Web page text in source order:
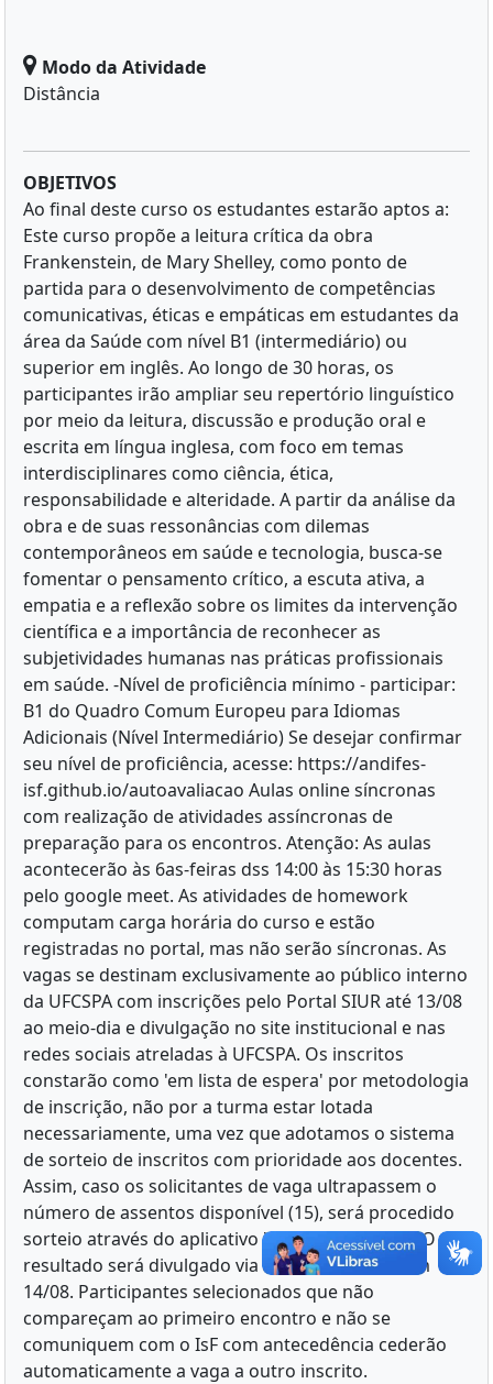
Modo da Atividade
Distância
OBJETIVOS
Ao final deste curso os estudantes estarão aptos a:
Este curso propõe a leitura crítica da obra
Frankenstein, de Mary Shelley, como ponto de
partida para o desenvolvimento de competências
comunicativas, éticas e empáticas em estudantes da
área da Saúde com nível B1 (intermediário) ou
superior em inglês. Ao longo de 30 horas, os
participantes irão ampliar seu repertório linguístico
por meio da leitura, discussão e produção oral e
escrita em língua inglesa, com foco em temas
interdisciplinares como ciência, ética,
responsabilidade e alteridade. A partir da análise da
obra e de suas ressonâncias com dilemas
contemporâneos em saúde e tecnologia, busca-se
fomentar o pensamento crítico, a escuta ativa, a
empatia e a reflexão sobre os limites da intervenção
científica e a importância de reconhecer as
subjetividades humanas nas práticas profissionais
em saúde. -Nível de proficiência mínimo - participar:
B1 do Quadro Comum Europeu para Idiomas
Adicionais (Nível Intermediário) Se desejar confirmar
seu nível de proficiência, acesse: https://andifes-
isf.github.io/autoavaliacao Aulas online síncronas
com realização de atividades assíncronas de
preparação para os encontros. Atenção: As aulas
acontecerão às 6as-feiras dss 14:00 às 15:30 horas
pelo google meet. As atividades de homework
computam carga horária do curso e estão
registradas no portal, mas não serão síncronas. As
vagas se destinam exclusivamente ao público interno
da UFCSPA com inscrições pelo Portal SIUR até 13/08
ao meio-dia e divulgação no site institucional e nas
redes sociais atreladas à UFCSPA. Os inscritos
constarão como 'em lista de espera' por metodologia
de inscrição, não por a turma estar lotada
necessariamente, uma vez que adotamos o sistema
de sorteio de inscritos com prioridade aos docentes.
Assim, caso os solicitantes de vaga ultrapassem o
número de assentos disponível (15), será procedido
sorteio através do aplicativo "Google Sorteios". O
resultado será divulgado via site institucional em
14/08. Participantes selecionados que não
compareçam ao primeiro encontro e não se
comuniquem com o IsF com antecedência cederão
automaticamente a vaga a outro inscrito.